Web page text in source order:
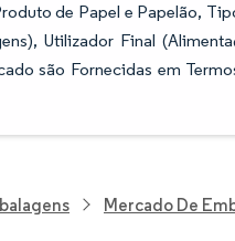
de Papel e Papelão,
Utilizador Final
são Fornecidas em
Mercado De